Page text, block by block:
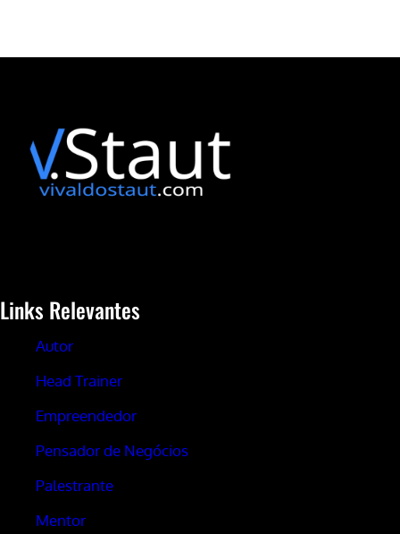
Links Relevantes
Autor
Head Trainer
Empreendedor
Pensador de Negócios
Palestrante
Mentor